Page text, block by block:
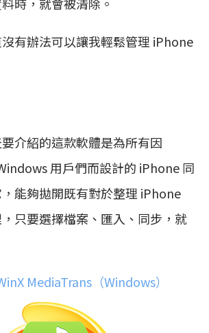
有辦法可以讓我輕鬆管理 iPhone
要介紹的這款軟體是為所有因
用戶們而設計的 iPhone 同
能夠拋開既有對於整理 iPhone
只要選擇檔案、匯入、同步，就
MediaTrans（Windows）